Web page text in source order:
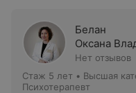
Белан
Оксана
Нет отзывов
Стаж 5 лет • Высшая
Психотерапевт